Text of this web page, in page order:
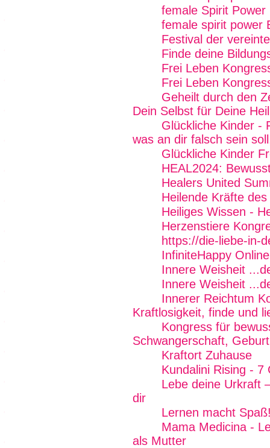
female Spirit
female spirit power
Festival der
Finde deine
Frei Leben
Frei Leben
Geheilt durch den
Dein Selbst für Deine
Glückliche Kinder -
was an dir falsch sein
Glückliche Kinder
HEAL2024:
Healers United
Heilende Kräfte des
Heiliges Wissen -
Herzenstiere
https://die-liebe-in-
InfiniteHappy
Innere Weisheit
Innere Weisheit
Innerer Reichtum
Kraftlosigkeit, finde und
Kongress für
Schwangerschaft,
Kraftort Zuhause
Kundalini Rising - 7
Lebe deine Urkraft
dir
Lernen macht
Mama Medicina -
als Mutter